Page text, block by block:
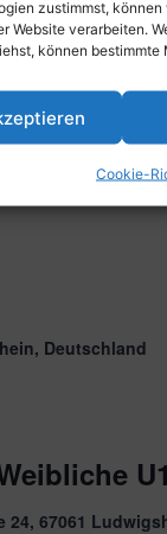
zustimmst,
Website verarbeiten.
können
Cookie-
Deutschland
Deutschland
67061